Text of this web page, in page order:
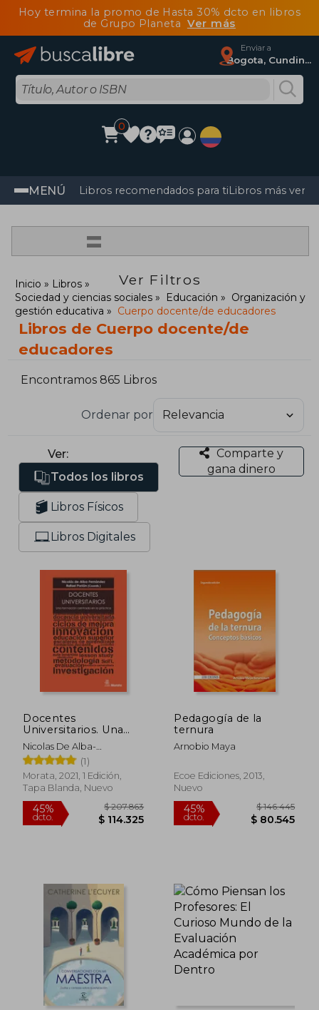
Hoy termina la promo de Hasta 30% dcto en libros
de Grupo Planeta Ver más
Enviar a
Bogota, Cundinamarca
0
MENÚ Libros recomendados para tiLibros más
=
Ver Filtros
Inicio
Libros
Sociedad y ciencias sociales
Educación
Organización y
gestión educativa
Cuerpo docente/de educadores
Libros de Cuerpo docente/de
educadores
Encontramos 865 Libros
Ordenar por
Ver:
Todos los libros
Libros Físicos
Libros Digitales
Comparte y
gana dinero
Docentes
Universitarios. Una
Formación Centrada
en la Práctica
Nicolas De Alba-
Fernandez Rafael Porlán
(Coords)
(1)
Morata, 2021, 1 Edición,
Tapa Blanda, Nuevo
45%
dcto.
$ 207.863
$ 114.325
Pedagogía de la
ternura
Arnobio Maya
Ecoe Ediciones, 2013,
Nuevo
45%
dcto.